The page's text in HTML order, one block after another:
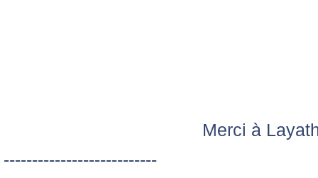
Merci à
---------------------------